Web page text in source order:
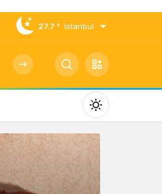
27.7 ° Istanbul
Mod
değiştir